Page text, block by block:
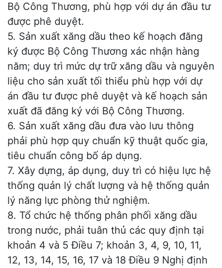
Bộ Công Thương, phù hợp với dự án đầu tư
được phê duyệt.
5. Sản xuất xăng dầu theo kế hoạch đăng
ký được Bộ Công Thương xác nhận hàng
năm; duy trì mức dự trữ xăng dầu và nguyên
liệu cho sản xuất tối thiểu phù hợp với dự
án đầu tư được phê duyệt và kế hoạch sản
xuất đã đăng ký với Bộ Công Thương.
6. Sản xuất xăng dầu đưa vào lưu thông
phải phù hợp quy chuẩn kỹ thuật quốc gia,
tiêu chuẩn công bố áp dụng.
7. Xây dựng, áp dụng, duy trì có hiệu lực hệ
thống quản lý chất lượng và hệ thống quản
lý năng lực phòng thử nghiệm.
8. Tổ chức hệ thống phân phối xăng dầu
trong nước, phải tuân thủ các quy định tại
khoản 4 và 5 Điều 7; khoản 3, 4, 9, 10, 11,
12, 13, 14, 15, 16, 17 và 18 Điều 9 Nghị định